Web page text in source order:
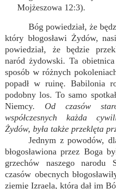
Mojżeszowa 12:3).
Bóg powiedział, że
który błogosławi Żydów,
powiedział, że będzie
naród żydowski. Ta
sposób w różnych
popadł w ruinę. Babilonia
podobny los. To samo
Niemcy. Od czasów
współczesnych każda
Żydów, była także przeklęta
Jednym z powodów,
błogosławiona przez Boga
grzechów naszego narodu
czasów obecnych
ziemię Izraela, którą dał im